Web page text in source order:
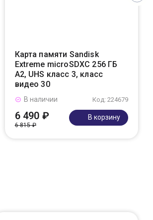
Карта памяти Sandisk
Extreme microSDXC 256 ГБ
A2, UHS класс 3, класс
видео 30
Код: 224679
В наличии
6 490 ₽
6 815 ₽
В корзину